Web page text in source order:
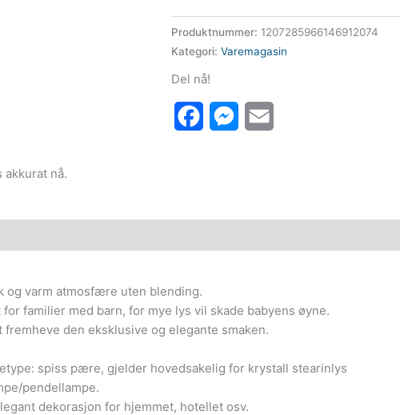
Produktnummer: 1207285966146912074
Kategori: Varemagasin
Del nå!
FacebookMessenger
nå.
og varm atmosfære uten blending.
familier med barn, for mye lys vil skade babyens øyne.
den eksklusive og elegante smaken.
spiss pære, gjelder hovedsakelig for krystall stearinlys
pendellampe.
dekorasjon for hjemmet, hotellet osv.